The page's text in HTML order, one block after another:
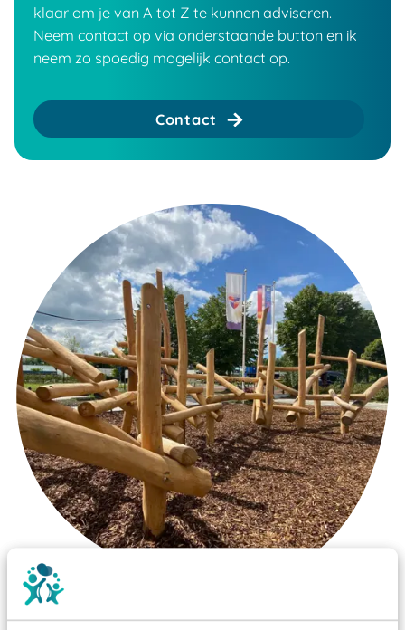
klaar om je van A tot Z te kunnen adviseren.
Neem contact op via onderstaande button en ik
neem zo spoedig mogelijk contact op.
Contact
Wist je dat: